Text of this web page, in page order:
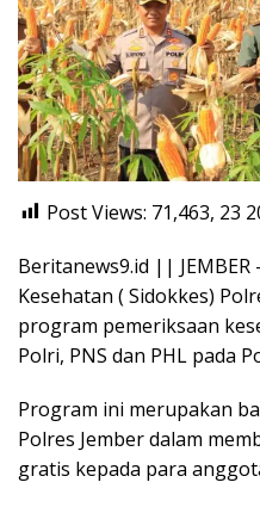
Post Views: 71,463, 23
Beritanews9.id || JEMBER
Kesehatan ( Sidokkes)
program pemeriksaan
Polri, PNS dan PHL pada
Program ini merupakan
Polres Jember dalam
gratis kepada para